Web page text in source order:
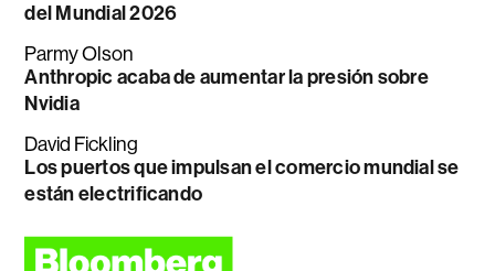
del Mundial 2026
Parmy Olson
Anthropic acaba de aumentar la presión sobre
Nvidia
David Fickling
Los puertos que impulsan el comercio mundial se
están electrificando